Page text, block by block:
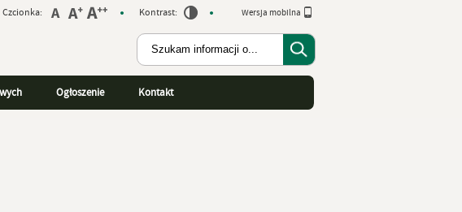
Czcionka: Kontrast: Wersja mobilna
Ogłoszenie Kontakt